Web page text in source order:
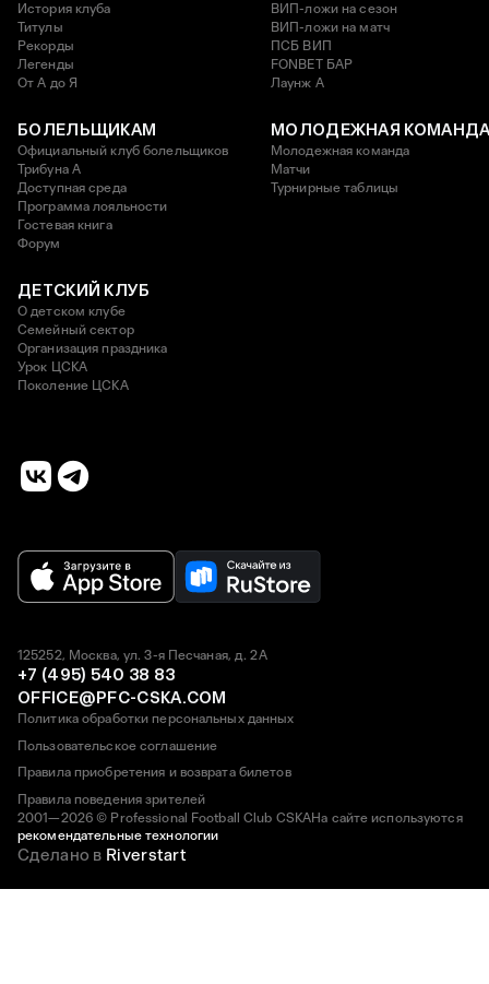
История клуба
Титулы
Рекорды
Легенды
От А до Я
ВИП-ложи на сезон
ВИП-ложи на матч
ПСБ ВИП
FONBET БАР
Лаунж A
БОЛЕЛЬЩИКАМ
Официальный клуб болельщиков
Трибуна А
Доступная среда
Программа лояльности
Гостевая книга
Форум
МОЛОДЕЖНАЯ
Молодежная команда
Матчи
Турнирные таблицы
ДЕТСКИЙ КЛУБ
О детском клубе
Семейный сектор
Организация праздника
Урок ЦСКА
Поколение ЦСКА
2001—2026 © Professional Football Club CSKAНа сайте используются
рекомендательные технологии
125252, Москва, ул. 3-я Песчаная, д. 2А
+7 (495) 540 38 83
OFFICE@PFC-CSKA.COM
Политика обработки персональных данных
Пользовательское соглашение
Правила приобретения и возврата билетов
Правила поведения зрителей
Сделано в Riverstart